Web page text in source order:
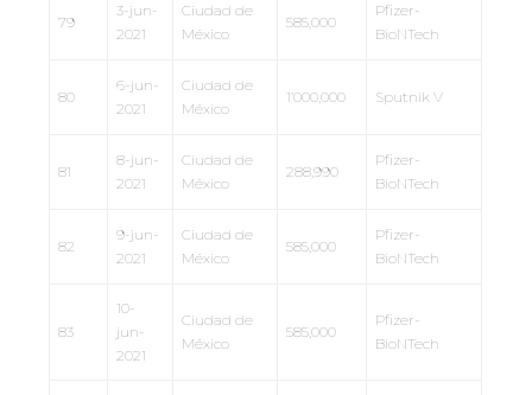
79
3-jun-
2021
Ciudad de
México
585,000
Pfizer-
BioNTech
80
6-jun-
2021
Ciudad de
México
1’000,000 Sputnik V
81
8-jun-
2021
Ciudad de
México
288,990
Pfizer-
BioNTech
82
9-jun-
2021
Ciudad de
México
585,000
Pfizer-
BioNTech
83
10-
jun-
2021
Ciudad de
México
585,000
Pfizer-
BioNTech